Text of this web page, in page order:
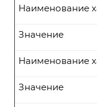
Значение
Значение